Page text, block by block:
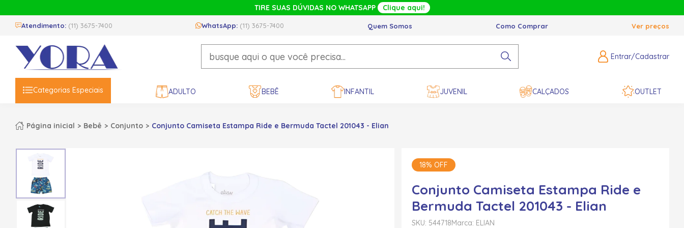
TIRE SUAS DÚVIDAS NO WHATSAPP Clique aqui!
Atendimento: (11) 3675-7400 WhatsApp: (11) 3675-7400 Quem Somos Como Comprar Ver preços
Entrar/Cadastrar
Categorias Especiais ADULTO BEBÊ INFANTIL JUVENIL CALÇADOS OUTLET
Página inicial Bebê Conjunto Conjunto Camiseta Estampa Ride e Bermuda Tactel 201043 - Elian
18% OFF
Conjunto Camiseta Estampa Ride e
Bermuda Tactel 201043 - Elian
SKU: 544718Marca: ELIAN